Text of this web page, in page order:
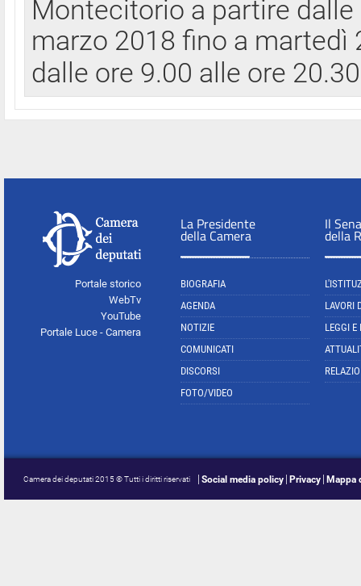
Montecitorio a partire
marzo 2018 fino a
dalle ore 9.00 alle ore
Portale storico
WebTv
YouTube
Portale Luce - Camera
La Presidente
della Camera
BIOGRAFIA
AGENDA
NOTIZIE
COMUNICATI
DISCORSI
FOTO/VIDEO
Il
della
LAVORI
LEGGI E
Camera dei deputati 2015 © Tutti i diritti riservati Social media policy Privacy Mappa